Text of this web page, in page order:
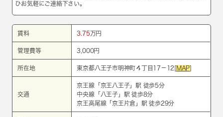
ひお気軽にご連絡下さい。
賃料 3.75万円
管理費等 3,000円
所在地 東京都八王子市明神町４丁目17－12[MAP]
交通
京王線 「 京王八王子」駅 徒歩5分
中央線 「 八王子」駅 徒歩8分
京王高尾線 「京王片倉 」駅 徒歩29分